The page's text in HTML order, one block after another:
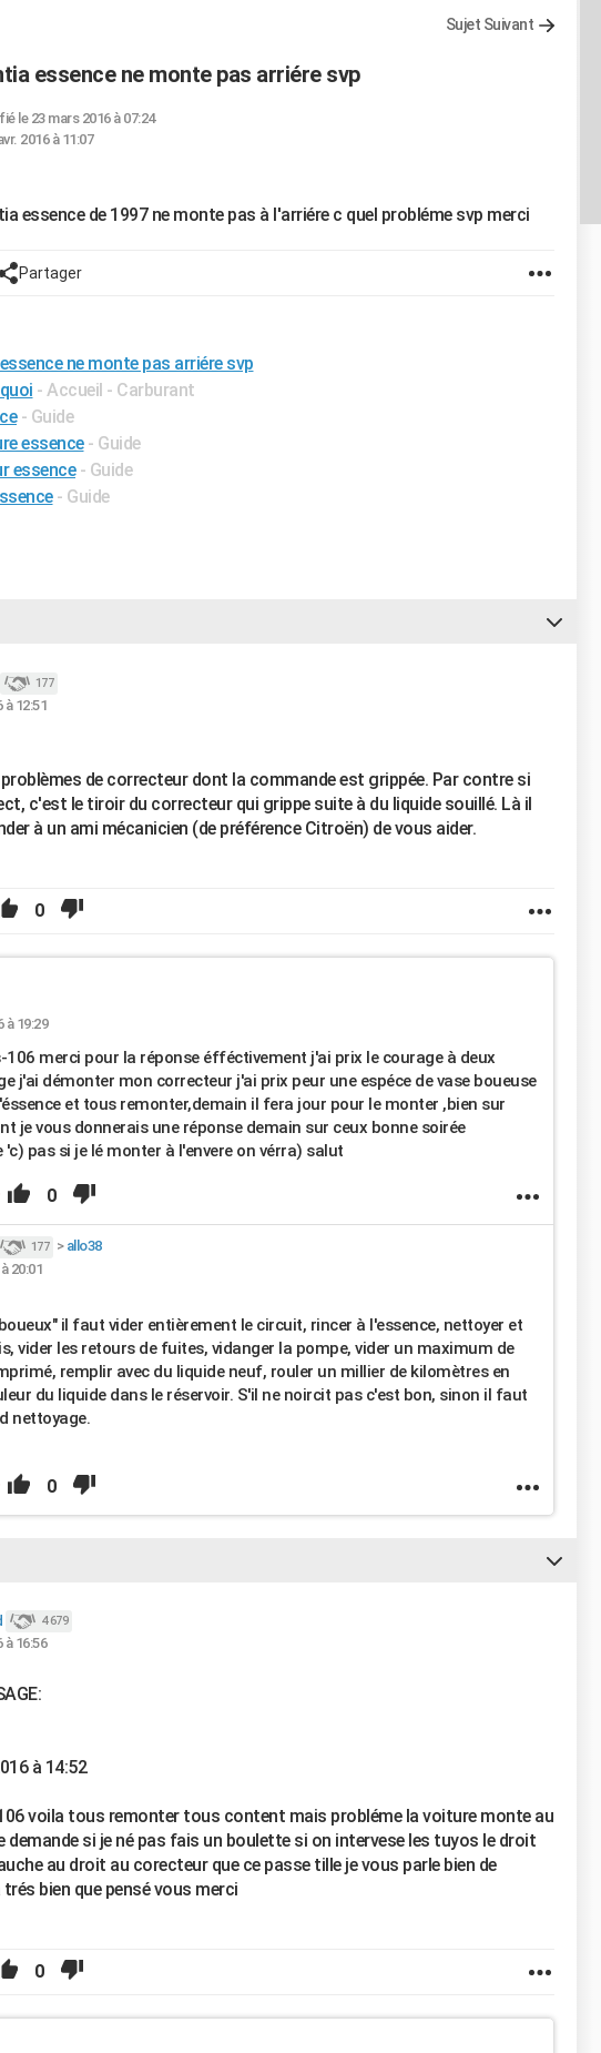
Sujet Suivant
essence ne monte pas arriére svp
le 23 mars 2016 à 07:24
2016 à 11:07
essence de 1997 ne monte pas à l'arriére c quel probléme svp merci
Partager
ne monte pas arriére svp
- Accueil - Carburant
- Guide
essence - Guide
essence - Guide
- Guide
177
à 12:51
de correcteur dont la commande est grippée. Par contre si
c'est le tiroir du correcteur qui grippe suite à du liquide souillé. Là il
à un ami mécanicien (de préférence Citroën) de vous aider.
0
à 19:29
106 merci pour la réponse éfféctivement j'ai prix le courage à deux
j'ai démonter mon correcteur j'ai prix peur une espéce de vase boueuse
et tous remonter,demain il fera jour pour le monter ,bien sur
je vous donnerais une réponse demain sur ceux bonne soirée
'c) pas si je lé monter à l'envere on vérra) salut
0
177 > allo38
20:01
il faut vider entièrement le circuit, rincer à l'essence, nettoyer et
vider les retours de fuites, vidanger la pompe, vider un maximum de
remplir avec du liquide neuf, rouler un millier de kilomètres en
du liquide dans le réservoir. S'il ne noircit pas c'est bon, sinon il faut
nettoyage.
0
4 679
à 16:56
à 14:52
voila tous remonter tous content mais probléme la voiture monte au
demande si je né pas fais un boulette si on intervese les tuyos le droit
au droit au corecteur que ce passe tille je vous parle bien de
bien que pensé vous merci
0